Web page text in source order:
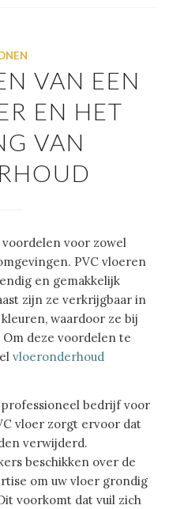
VAN EEN
EN HET
VAN
voor zowel
PVC vloeren
en gemakkelijk
zijn ze verkrijgbaar in
waardoor ze bij
deze voordelen te
vloeronderhoud
bedrijf voor
vloer zorgt ervoor dat
verwijderd.
beschikken over de
om uw vloer grondig
voorkomt dat vuil zich